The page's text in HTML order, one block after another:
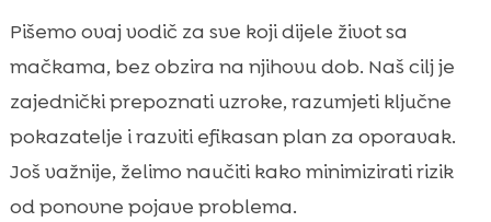
Higijena i mačji pijesak kao dio općeg
zdravlja
Prevencija: kako dugoročno održavati
zdravu crijevnu floru
 Zaključak
 FAQ
Pišemo ovaj vodič za sve koji dijele život sa
mačkama, bez obzira na njihovu dob. Naš cilj je
zajednički prepoznati uzroke, razumjeti ključne
pokazatelje i razviti efikasan plan za oporavak.
Još važnije, želimo naučiti kako minimizirati rizik
od ponovne pojave problema.